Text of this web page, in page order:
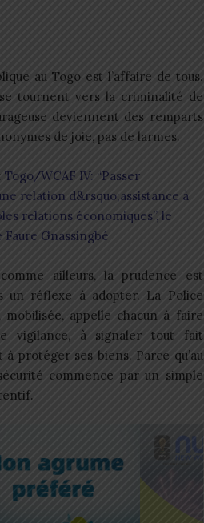
au Togo est l’affaire de tous.
tournent vers la criminalité de
deviennent des remparts
de joie, pas de larmes.
Togo/WCAF IV: “Passer
relation d&rsquo;assistance à
relations économiques”, le
Faure Gnassingbé
ailleurs, la prudence est
un réflexe à adopter. La Police
mobilisée, appelle chacun à faire
vigilance, à signaler tout fait
à protéger ses biens. Parce qu’au
commence par un simple